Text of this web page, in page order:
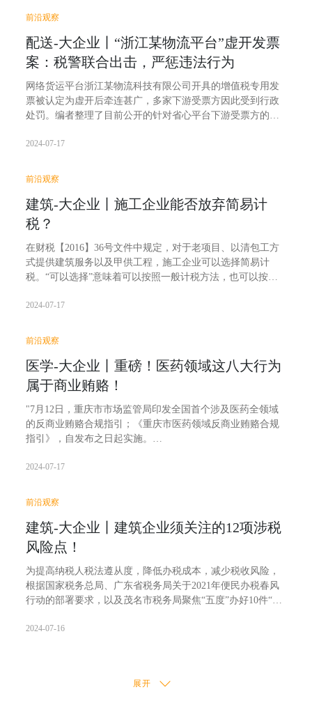
前沿观察
配送-大企业丨“浙江某物流平台”虚开发票
案：税警联合出击，严惩违法行为
网络货运平台浙江某物流科技有限公司开具的增值税专用发
票被认定为虚开后牵连甚广，多家下游受票方因此受到行政
处罚。编者整理了目前公开的针对省心平台下游受票方的稽
付开票“服务费”方式取得发票的行为，多数被税务机关认定
构成偷税，并对增值税及附加税费要求补缴并处罚款。
2024-07-17
前沿观察
建筑-大企业丨施工企业能否放弃简易计
税？
在财税【2016】36号文件中规定，对于老项目、以清包工方
式提供建筑服务以及甲供工程，施工企业可以选择简易计
税。“可以选择”意味着可以按照一般计税方法，也可以按照
2024-07-17
前沿观察
医学-大企业丨重磅！医药领域这八大行为
属于商业贿赂！
"7月12日，重庆市市场监管局印发全国首个涉及医药全领域
的反商业贿赂合规指引；《重庆市医药领域反商业贿赂合规
指引》，自发布之日起实施。
值得关注的是，文件对哪些行为是不合规，可以被认定商业
行政、民事、刑事责任。
"
2024-07-17
前沿观察
建筑-大企业丨建筑企业须关注的12项涉税
风险点！
为提高纳税人税法遵从度，降低办税成本，减少税收风险，
根据国家税务总局、广东省税务局关于2021年便民办税春风
行动的部署要求，以及茂名市税务局聚焦“五度”办好10件“关
多、涉税风险大的重点行业，提供税收政策风险提示服务，
2024-07-16
展开